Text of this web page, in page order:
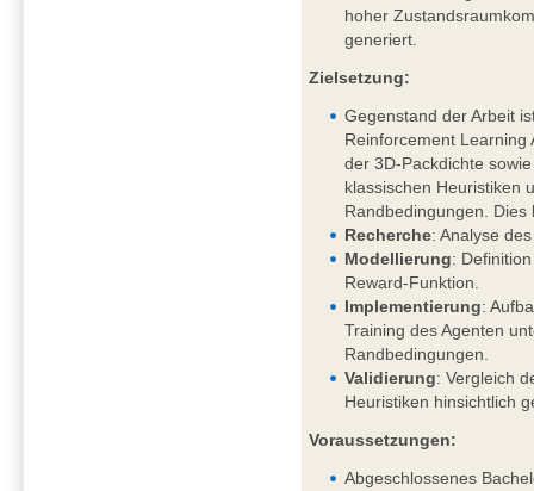
hoher
generiert.
Zielsetzung:
Gegenstand der Arbeit
Reinforcement
der 3D-Packdichte
klassischen Heuristiken
Randbedingungen.
Recherche: Analyse
Modellierung:
Reward-Funktion.
Implementierung:
Training des Agenten
Randbedingungen.
Validierung: Vergleich
Heuristiken hinsichtlich
Voraussetzungen:
Abgeschlossenes